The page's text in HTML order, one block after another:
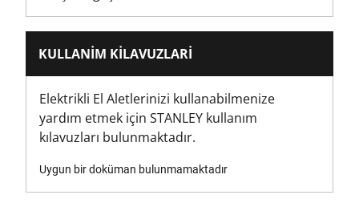
KULLANIM KILAVUZLARI
Elektrikli El Aletlerinizi kullanabilmenize
yardım etmek için STANLEY kullanım
kılavuzları bulunmaktadır.
Uygun bir doküman bulunmamaktadır